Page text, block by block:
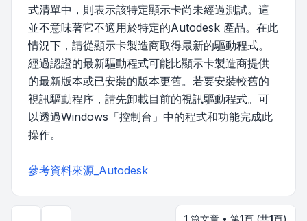
式清單中，則表示該特定顯示卡尚未經過測試。這
並不意味著它不適用於特定的Autodesk 產品。在此
情況下，請從顯示卡製造商取得最新的驅動程式。
經過認證的最新驅動程式可能比顯示卡製造商提供
的最新版本或已安裝的版本更舊。若要安裝較舊的
視訊驅動程序，請先卸載目前的視訊驅動程式。可
以透過Windows「控制台」中的程式和功能完成此
操作。
參考資料來源_Autodesk